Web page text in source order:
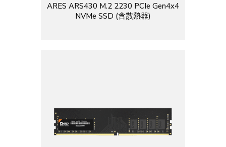
ARES ARS430 M.2 2230 PCIe Gen4x4
NVMe SSD (含散熱器)